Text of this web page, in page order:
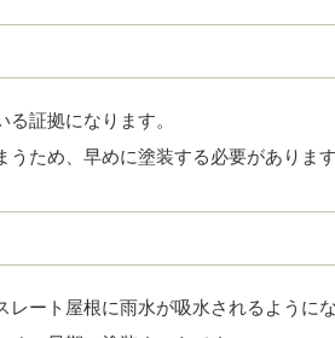
証拠になります。
ため、早めに塗装する必要がありま
ート屋根に雨水が吸水されるように